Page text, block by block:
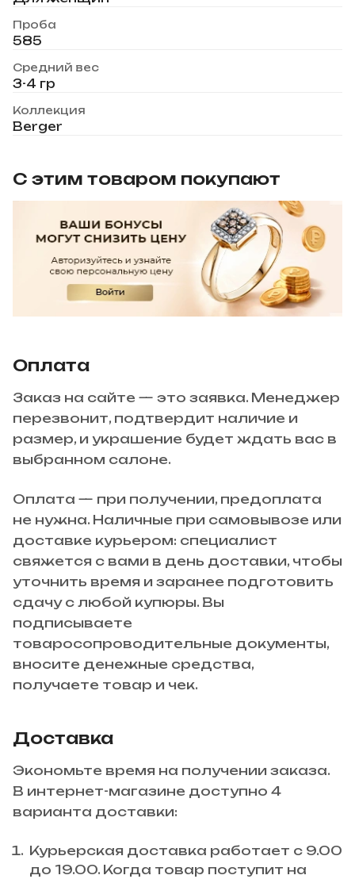
Проба
585
Средний вес
3-4 гр
Коллекция
Berger
С этим товаром покупают
Оплата
Заказ на сайте — это заявка. Менеджер
перезвонит, подтвердит наличие и
размер, и украшение будет ждать вас в
выбранном салоне.
Оплата — при получении, предоплата
не нужна. Наличные при самовывозе или
доставке курьером: специалист
свяжется с вами в день доставки, чтобы
уточнить время и заранее подготовить
сдачу с любой купюры. Вы
подписываете
товаросопроводительные документы,
вносите денежные средства,
получаете товар и чек.
Доставка
Экономьте время на получении заказа.
В интернет-магазине доступно 4
варианта доставки:
Курьерская доставка работает с 9.00
до 19.00. Когда товар поступит на